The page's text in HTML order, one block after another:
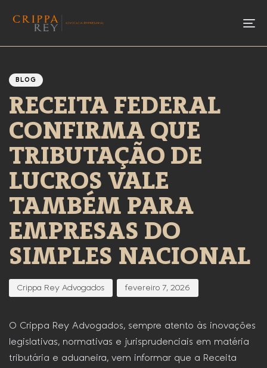
BLOG
RECEITA FEDERAL
CONFIRMA QUE
TRIBUTAÇÃO DE
LUCROS VALE
TAMBÉM PARA
EMPRESAS DO
SIMPLES NACIONAL
Crippa Rey Advogados fevereiro 7, 2026
O Crippa Rey Advogados, sempre atento às inovações
legislativas, normativas e jurisprudenciais em matéria
tributária e aduaneira, vem informar que a Receita